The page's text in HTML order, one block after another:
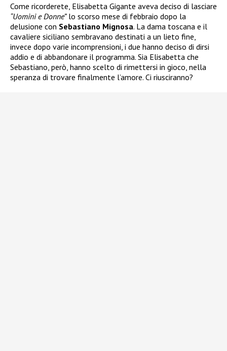
Come ricorderete, Elisabetta Gigante aveva deciso di lasciare
“Uomini e Donne”lo scorso mese di febbraio dopo la
delusione con Sebastiano Mignosa. La dama toscana e il
cavaliere siciliano sembravano destinati a un lieto fine,
invece dopo varie incomprensioni, i due hanno deciso di dirsi
addio e di abbandonare il programma. Sia Elisabetta che
Sebastiano, però, hanno scelto di rimettersi in gioco, nella
speranza di trovare finalmente l’amore. Ci riusciranno?